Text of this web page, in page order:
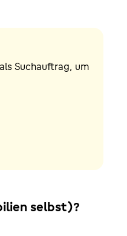
Suchauftrag, um
selbst)?